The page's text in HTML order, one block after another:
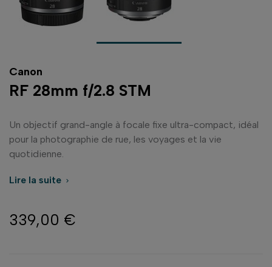
Canon
RF 28mm f/2.8 STM
Un objectif grand-angle à focale fixe ultra-compact, idéal
pour la photographie de rue, les voyages et la vie
quotidienne.
Lire la suite 
339,00 €